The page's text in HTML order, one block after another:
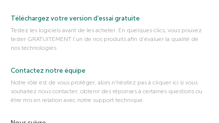
Téléchargez votre version d’essai gratuite
Testez les logiciels avant de les acheter. En quelques clics, vous pouvez
tester GRATUITEMENT l’un de nos produits afin d’évaluer la qualité de
nos technologies.
Contactez notre équipe
Notre rôle est de vous protéger, alors n’hésitez pas à cliquer ici si vous
souhaitez nous contacter, obtenir des réponses à certaines questions ou
être mis en relation avec notre support technique.